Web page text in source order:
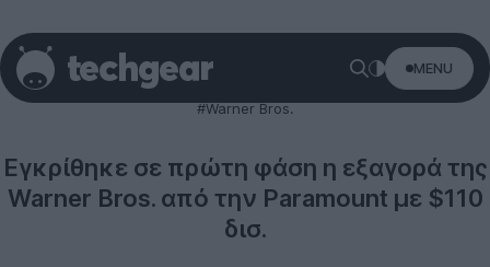
MENU
Entertainment
#Warner Bros.
Εγκρίθηκε σε πρώτη φάση η εξαγορά της
Warner Bros. από την Paramount με $110
δισ.